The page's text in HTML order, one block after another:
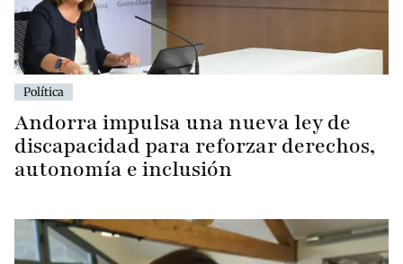
Política
Andorra impulsa una nueva ley de
discapacidad para reforzar derechos,
autonomía e inclusión